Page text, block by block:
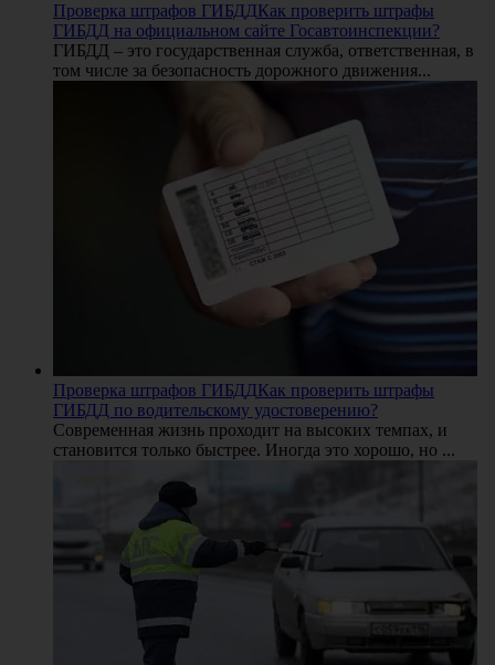
Проверка штрафов ГИБДДКак проверить штрафы
ГИБДД на официальном сайте Госавтоинспекции?
ГИБДД – это государственная служба, ответственная, в
том числе за безопасность дорожного движения...
Проверка штрафов ГИБДДКак проверить штрафы
ГИБДД по водительскому удостоверению?
Современная жизнь проходит на высоких темпах, и
становится только быстрее. Иногда это хорошо, но ...